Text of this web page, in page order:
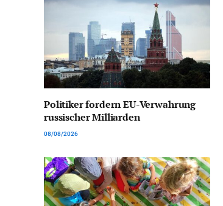
Politiker fordern EU-Verwahrung
russischer Milliarden
08/08/2026